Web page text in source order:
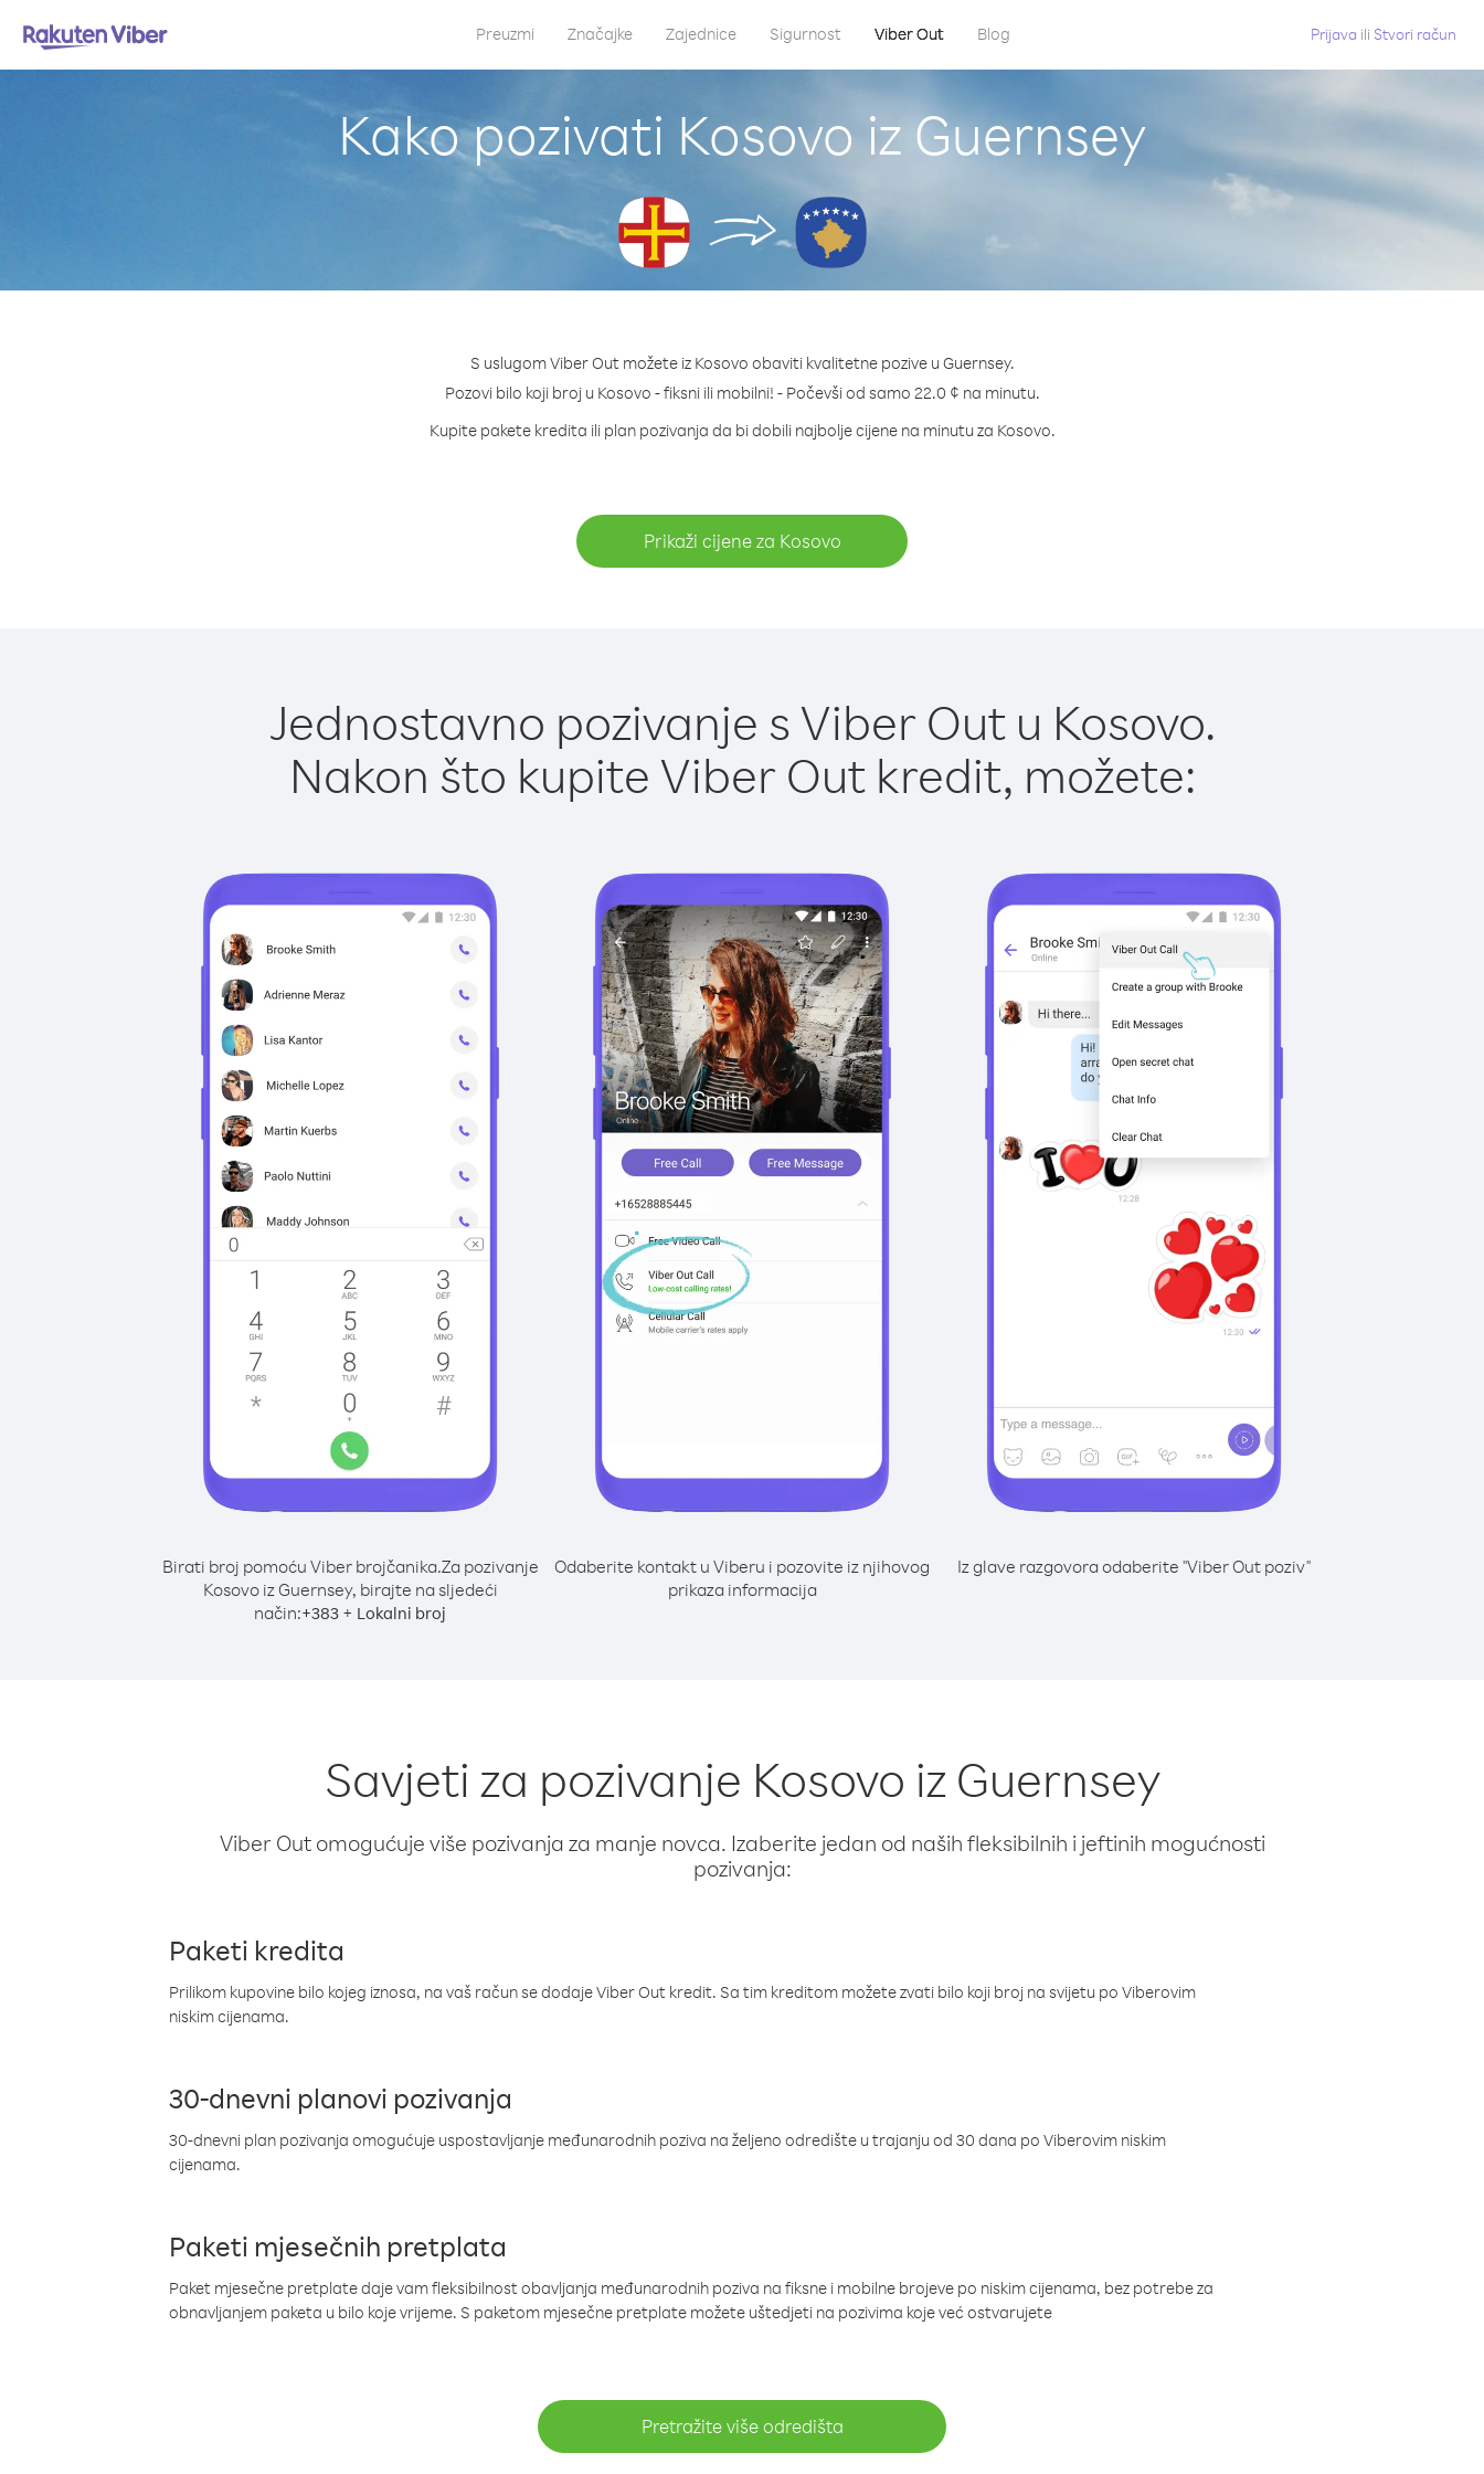
Preuzmi Značajke Zajednice Sigurnost Viber Out Blog Prijava ili Stvori račun
Kako pozivati Kosovo iz Guernsey
S uslugom Viber Out možete iz Kosovo obaviti kvalitetne pozive u Guernsey.
Pozovi bilo koji broj u Kosovo - fiksni ili mobilni! - Počevši od samo 22.0 ¢ na minutu.
Kupite pakete kredita ili plan pozivanja da bi dobili najbolje cijene na minutu za Kosovo.
Prikaži cijene za Kosovo
Jednostavno pozivanje s Viber Out u Kosovo.
Nakon što kupite Viber Out kredit, možete:
Birati broj pomoću Viber brojčanika.Za pozivanje
Kosovo iz Guernsey, birajte na sljedeći
način:+383 + Lokalni broj
Odaberite kontakt u Viberu i pozovite iz njihovog
prikaza informacija
Iz glave razgovora odaberite "Viber Out poziv"
Savjeti za pozivanje Kosovo iz Guernsey
Viber Out omogućuje više pozivanja za manje novca. Izaberite jedan od naših fleksibilnih i jeftinih mogućnosti
pozivanja:
Paketi kredita
Prilikom kupovine bilo kojeg iznosa, na vaš račun se dodaje Viber Out kredit. Sa tim kreditom možete zvati bilo koji broj na svijetu po Viberovim
niskim cijenama.
30-dnevni planovi pozivanja
30-dnevni plan pozivanja omogućuje uspostavljanje međunarodnih poziva na željeno odredište u trajanju od 30 dana po Viberovim niskim
cijenama.
Paketi mjesečnih pretplata
Paket mjesečne pretplate daje vam fleksibilnost obavljanja međunarodnih poziva na fiksne i mobilne brojeve po niskim cijenama, bez potrebe za
obnavljanjem paketa u bilo koje vrijeme. S paketom mjesečne pretplate možete uštedjeti na pozivima koje već ostvarujete
Pretražite više odredišta